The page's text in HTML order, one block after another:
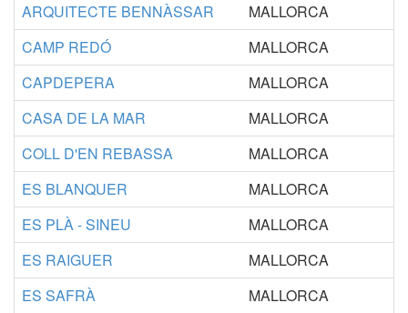
ARQUITECTE BENNÀSSAR
MALLORCA
CAMP REDÓ
MALLORCA
CAPDEPERA
MALLORCA
CASA DE LA MAR
MALLORCA
COLL D'EN REBASSA
MALLORCA
ES BLANQUER
MALLORCA
ES PLÀ - SINEU
MALLORCA
ES RAIGUER
MALLORCA
ES SAFRÀ
MALLORCA